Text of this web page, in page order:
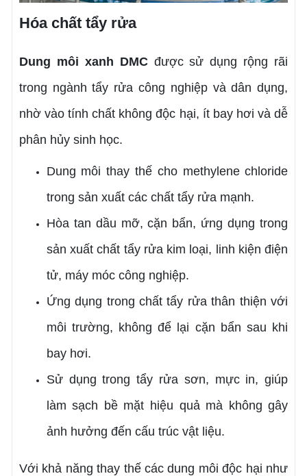
Hóa chất tẩy rửa
Dung môi xanh DMCđược sử dụng rộng rãi
trong ngành tẩy rửa công nghiệp và dân dụng,
nhờ vào tính chất không độc hại, ít bay hơi và dễ
phân hủy sinh học.
Dung môi thay thế cho methylene chloride
trong sản xuất các chất tẩy rửa mạnh.
Hòa tan dầu mỡ, cặn bẩn, ứng dụng trong
sản xuất chất tẩy rửa kim loại, linh kiện điện
tử, máy móc công nghiệp.
Ứng dụng trong chất tẩy rửa thân thiện với
môi trường, không để lại cặn bẩn sau khi
bay hơi.
Sử dụng trong tẩy rửa sơn, mực in, giúp
làm sạch bề mặt hiệu quả mà không gây
ảnh hưởng đến cấu trúc vật liệu.
Với khả năng thay thế các dung môi độc hại như